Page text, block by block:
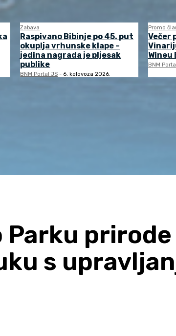
Zabava
Raspivano Bibinje po 45. put
okuplja vrhunske klape –
jedina nagrada je pljesak
publike
BNM Portal JS - 6. kolovoza 2026.
Promo
Večer
Wineu
BNM
Parku prirode
s